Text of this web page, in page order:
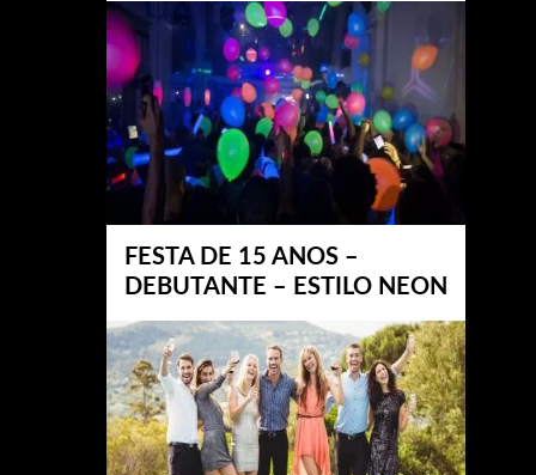
FESTA DE 15 ANOS –
DEBUTANTE – ESTILO NEON